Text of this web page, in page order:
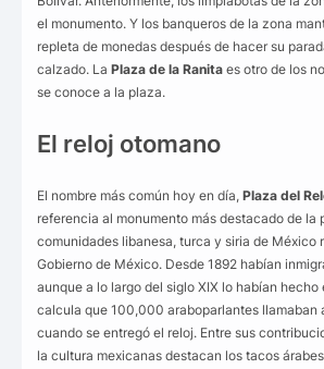
el monumento. Y los banqueros de la zona
repleta de monedas después de hacer su
calzado. La Plaza de la Ranita es otro de los
se conoce a la plaza.
El reloj otomano
El nombre más común hoy en día, Plaza del
referencia al monumento más destacado de la
comunidades libanesa, turca y siria de México
Gobierno de México. Desde 1892 habían
aunque a lo largo del siglo XIX lo habían hecho
calcula que 100,000 araboparlantes llamaban
cuando se entregó el reloj. Entre sus
la cultura mexicanas destacan los tacos